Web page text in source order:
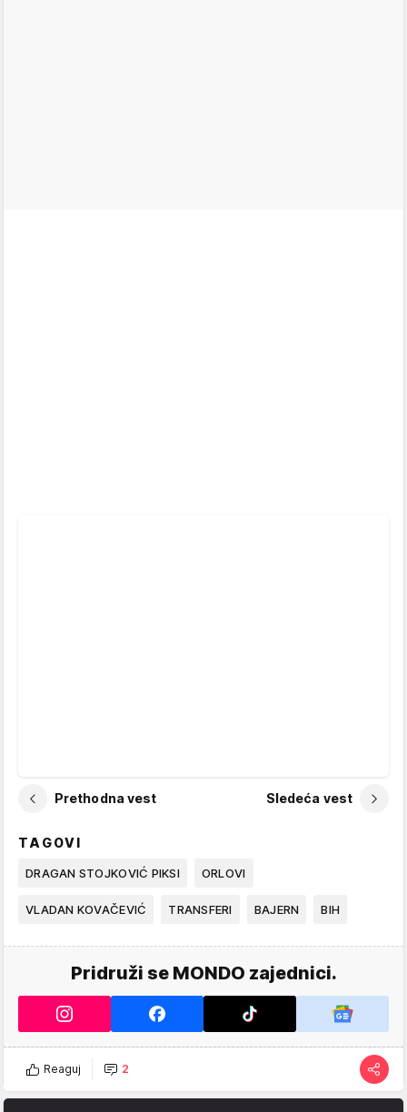
Prethodna vest Sledeća vest
TAGOVI
DRAGAN STOJKOVIĆ PIKSI ORLOVI
VLADAN KOVAČEVIĆ TRANSFERI BAJERN BIH
Pridruži se MONDO zajednici.
Reaguj 2